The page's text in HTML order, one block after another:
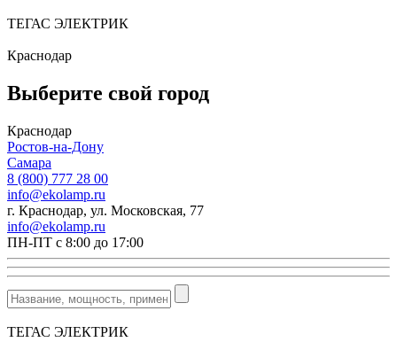
ТЕГАС ЭЛЕКТРИК
Краснодар
Выберите свой город
Краснодар
Ростов-на-Дону
Самара
8 (800) 777 28 00
info@ekolamp.ru
г. Краснодар, ул. Московская, 77
info@ekolamp.ru
ПН-ПТ с 8:00 до 17:00
ТЕГАС ЭЛЕКТРИК